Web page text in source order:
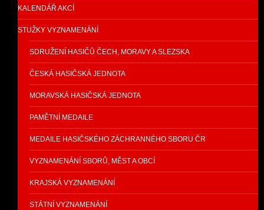
KALENDÁŘ AKCÍ
STUŽKY VYZNAMENÁNÍ
SDRUŽENÍ HASIČŮ ČECH, MORAVY A SLEZSKA
ČESKÁ HASIČSKÁ JEDNOTA
MORAVSKÁ HASIČSKÁ JEDNOTA
PAMĚTNÍ MEDAILE
MEDAILE HASIČSKÉHO ZÁCHRANNÉHO SBORU ČR
VYZNAMENÁNÍ SBORŮ, MĚST A OBCÍ
KRAJSKÁ VYZNAMENÁNÍ
STÁTNÍ VYZNAMENÁNÍ